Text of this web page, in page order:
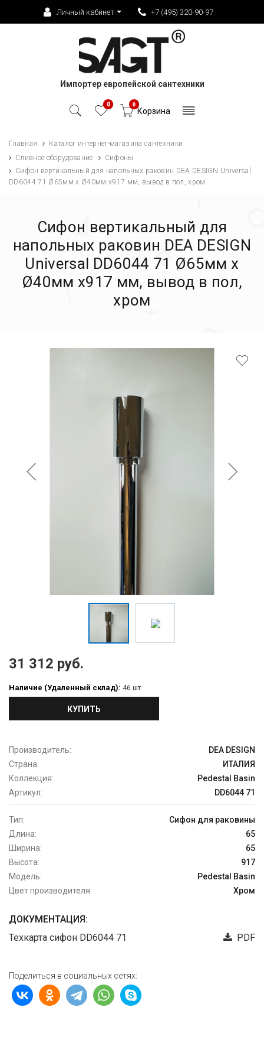
Личный кабинет +7 (495) 320-90-97
Импортер европейской сантехники
0 0
Корзина
Главная
Каталог интернет-магазина сантехники
Сливное оборудование
Сифоны
Сифон вертикальный для напольных раковин DEA DESIGN Universal
DD6044 71 Ø65мм х Ø40мм х917 мм, вывод в пол, хром
Сифон вертикальный для
напольных раковин DEA DESIGN
Universal DD6044 71 Ø65мм х
Ø40мм х917 мм, вывод в пол,
хром
31 312 руб.
Наличие (Удаленный склад): 46 шт
КУПИТЬ
Производитель:
DEA DESIGN
Страна:
ИТАЛИЯ
Коллекция:
Pedestal Basin
Артикул:
DD6044 71
Тип:
Сифон для раковины
Длина:
65
Ширина:
65
Высота:
917
Модель:
Pedestal Basin
Цвет производителя:
Хром
ДОКУМЕНТАЦИЯ:
Техкарта сифон DD6044 71
PDF
Поделиться в социальных сетях: